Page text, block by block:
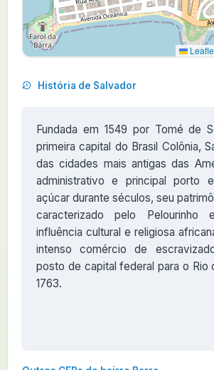
História de Salvador
Fundada em 1549 por Tomé de
primeira capital do Brasil Colônia,
das cidades mais antigas das
administrativo e principal porto
açúcar durante séculos, seu
caracterizado pelo
influência cultural e religiosa
intenso comércio de
posto de capital federal para o Rio
1763.